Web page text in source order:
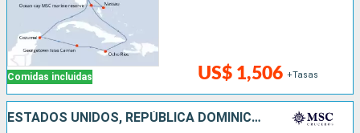
Comidas incluidas US$ 1,506 +Tasas
ESTADOS UNIDOS, REPÚBLICA DOMINICANA, BAHAMAS, JAMAICA, ISLAS CAIMÁN, MÉXICO